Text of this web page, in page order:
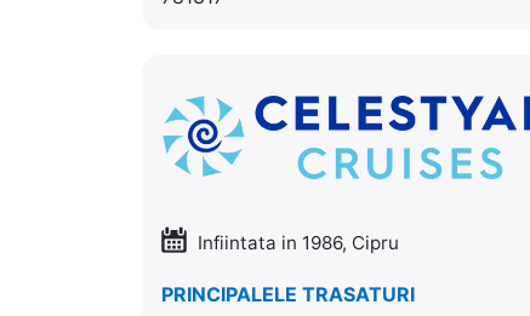
Infiintata in 1986, Cipru
PRINCIPALELE TRASATURI